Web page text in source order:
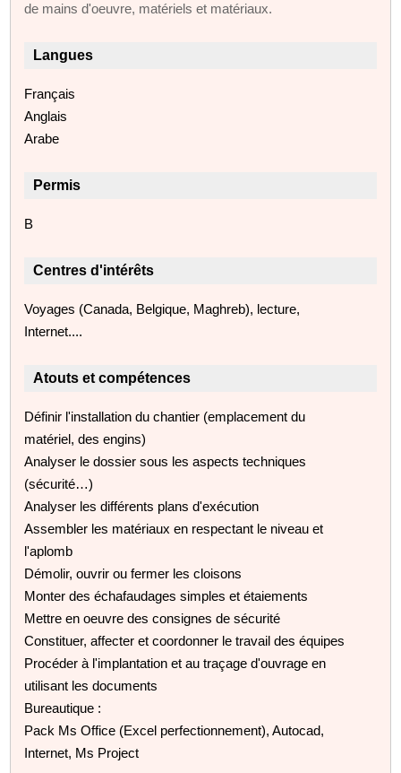
de mains d'oeuvre, matériels et matériaux.
Langues
Français
Anglais
Arabe
Permis
B
Centres d'intérêts
Voyages (Canada, Belgique, Maghreb), lecture,
Internet....
Atouts et compétences
Définir l'installation du chantier (emplacement du
matériel, des engins)
Analyser le dossier sous les aspects techniques
(sécurité…)
Analyser les différents plans d'exécution
Assembler les matériaux en respectant le niveau et
l'aplomb
Démolir, ouvrir ou fermer les cloisons
Monter des échafaudages simples et étaiements
Mettre en oeuvre des consignes de sécurité
Constituer, affecter et coordonner le travail des équipes
Procéder à l'implantation et au traçage d'ouvrage en
utilisant les documents
Bureautique :
Pack Ms Office (Excel perfectionnement), Autocad,
Internet, Ms Project